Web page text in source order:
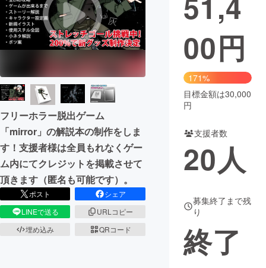
フリーホラー脱出ゲーム
「mirror」の解説本の制作をしま
す！支援者様は全員もれなくゲー
ム内にてクレジットを掲載させて
頂きます（匿名も可能です）。
ポスト
シェア
LINEで送る
URLコピー
埋め込み
QRコード
00円
171%
目標金額は30,000
円
支援者数
20人
募集終了まで残
り
終了